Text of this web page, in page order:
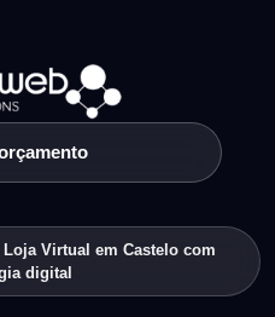
Virtual em Castelo com
digital